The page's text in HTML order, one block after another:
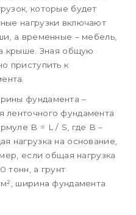
которые будет
нагрузки включают
а временные – мебель,
крыше. Зная общую
приступить к
фундамента –
ленточного фундамента
B = L / S, где B –
нагрузка на основание,
если общая нагрузка
тонн, а грунт
ширина фундамента